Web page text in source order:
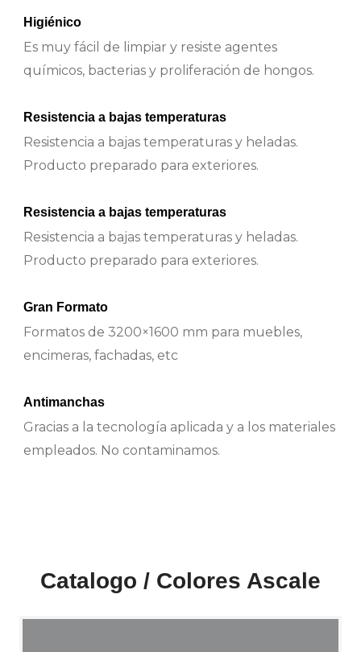
Higiénico
Es muy fácil de limpiar y resiste agentes
químicos, bacterias y proliferación de hongos.
Resistencia a bajas temperaturas
Resistencia a bajas temperaturas y heladas.
Producto preparado para exteriores.
Resistencia a bajas temperaturas
Resistencia a bajas temperaturas y heladas.
Producto preparado para exteriores.
Gran Formato
Formatos de 3200×1600 mm para muebles,
encimeras, fachadas, etc
Antimanchas
Gracias a la tecnología aplicada y a los materiales
empleados. No contaminamos.
Catalogo / Colores Ascale